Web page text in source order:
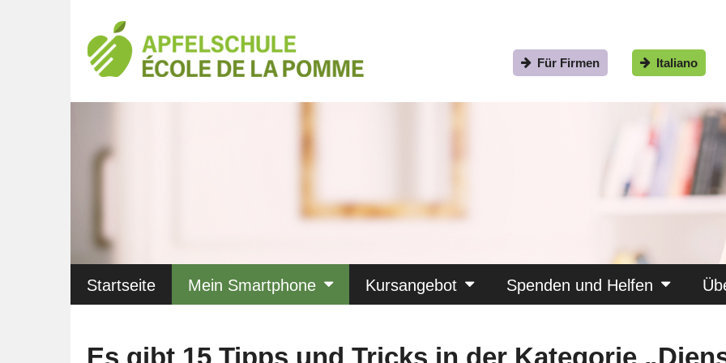
Italiano
Für Firmen
Startseite Mein Smartphone Kursangebot Spenden und Helfen
Es gibt 15 Tipps und Tricks in der Kategorie